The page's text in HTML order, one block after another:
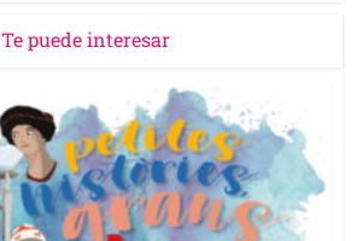
Te puede interesar